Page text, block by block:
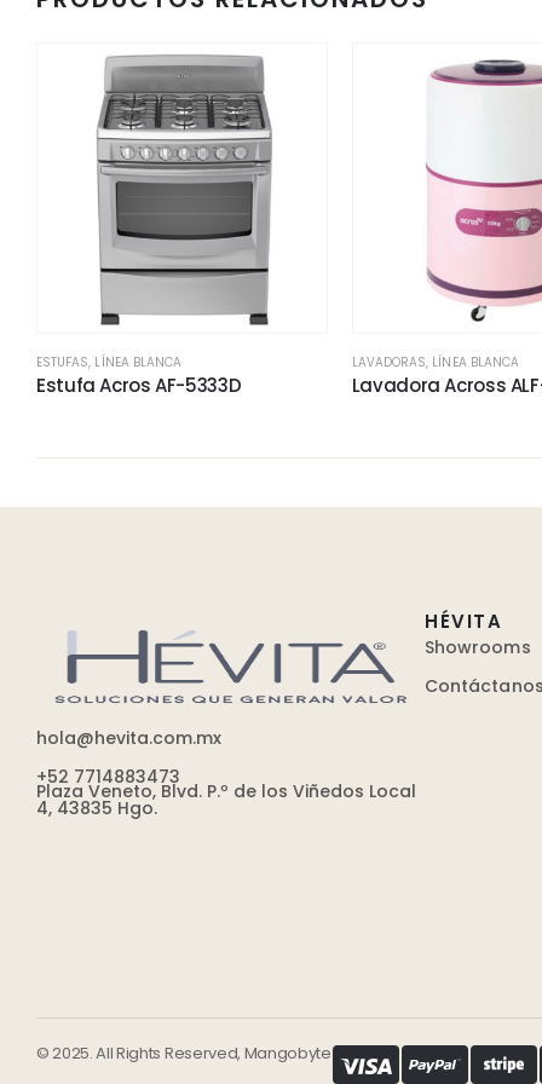
ESTUFAS, LÍNEA BLANCA
Estufa Acros AF-5333D
LAVADORAS, LÍNEA BLANCA
Lavadora Across ALF-
hola@hevita.com.mx
+52 7714883473
Plaza Veneto, Blvd. P.º de los Viñedos Local
4, 43835 Hgo.
HÉVITA
Showrooms
Contáctanos
© 2025. All Rights Reserved, Mangobyte